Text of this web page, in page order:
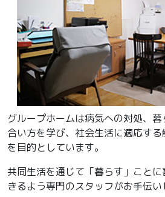
グループホームは病気への対処、
合い方を学び、社会生活に適応す
を目的としています。
共同生活を通じて「暮らす」こと
きるよう専門のスタッフがお手伝い